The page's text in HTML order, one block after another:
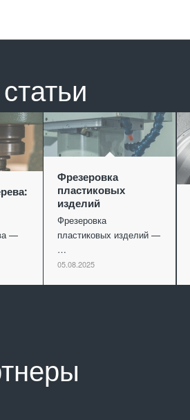
—
Фрезеровка
пластиковых
изделий
Фрезеровка
пластиковых изделий —
…
05.08.2025